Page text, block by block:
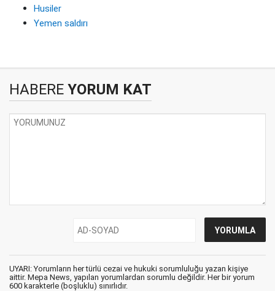
Husiler
Yemen saldırı
HABERE YORUM KAT
UYARI: Yorumların her türlü cezai ve hukuki sorumluluğu yazan kişiye
aittir. Mepa News, yapılan yorumlardan sorumlu değildir. Her bir yorum
600 karakterle (boşluklu) sınırlıdır.